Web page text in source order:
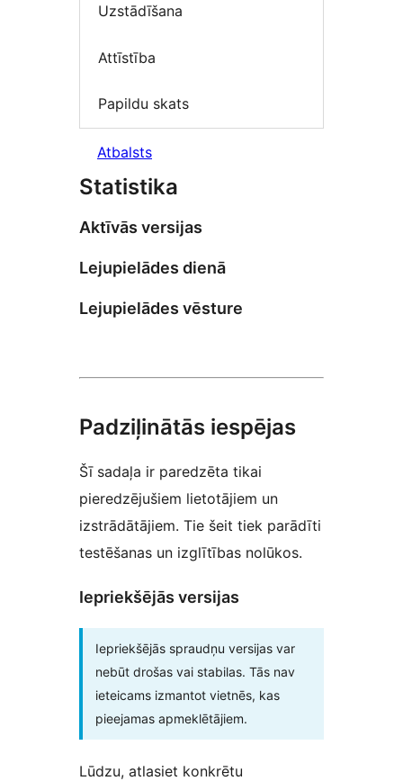
Uzstādīšana
Attīstība
Papildu skats
Atbalsts
Statistika
Aktīvās versijas
Lejupielādes dienā
Lejupielādes vēsture
Padziļinātās iespējas
Šī sadaļa ir paredzēta tikai
pieredzējušiem lietotājiem un
izstrādātājiem. Tie šeit tiek parādīti
testēšanas un izglītības nolūkos.
Iepriekšējās versijas
Iepriekšējās spraudņu versijas var
nebūt drošas vai stabilas. Tās nav
ieteicams izmantot vietnēs, kas
pieejamas apmeklētājiem.
Lūdzu, atlasiet konkrētu